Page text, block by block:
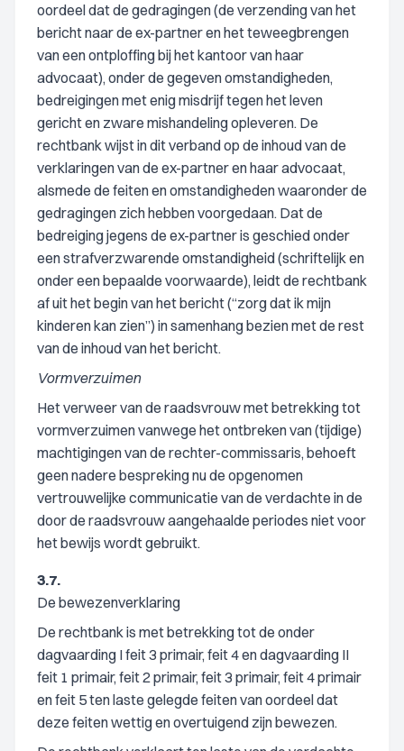
oordeel dat de gedragingen (de verzending van het
bericht naar de ex-partner en het teweegbrengen
van een ontploffing bij het kantoor van haar
advocaat), onder de gegeven omstandigheden,
bedreigingen met enig misdrijf tegen het leven
gericht en zware mishandeling opleveren. De
rechtbank wijst in dit verband op de inhoud van de
verklaringen van de ex-partner en haar advocaat,
alsmede de feiten en omstandigheden waaronder de
gedragingen zich hebben voorgedaan. Dat de
bedreiging jegens de ex-partner is geschied onder
een strafverzwarende omstandigheid (schriftelijk en
onder een bepaalde voorwaarde), leidt de rechtbank
af uit het begin van het bericht (“zorg dat ik mijn
kinderen kan zien”) in samenhang bezien met de rest
van de inhoud van het bericht.
Vormverzuimen
Het verweer van de raadsvrouw met betrekking tot
vormverzuimen vanwege het ontbreken van (tijdige)
machtigingen van de rechter-commissaris, behoeft
geen nadere bespreking nu de opgenomen
vertrouwelijke communicatie van de verdachte in de
door de raadsvrouw aangehaalde periodes niet voor
het bewijs wordt gebruikt.
3.7.
De bewezenverklaring
De rechtbank is met betrekking tot de onder
dagvaarding I feit 3 primair, feit 4 en dagvaarding II
feit 1 primair, feit 2 primair, feit 3 primair, feit 4 primair
en feit 5 ten laste gelegde feiten van oordeel dat
deze feiten wettig en overtuigend zijn bewezen.